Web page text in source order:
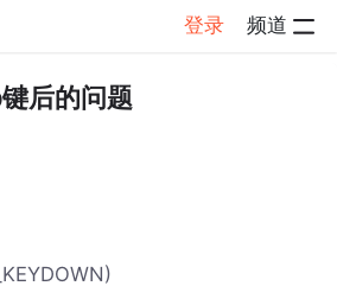
登录 频道
详情
后的问题